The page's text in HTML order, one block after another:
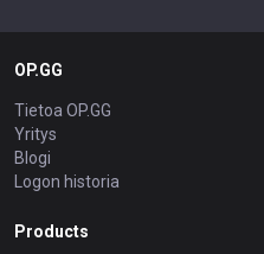
OP.GG
Tietoa OP.GG
Yritys
Blogi
Logon historia
Products